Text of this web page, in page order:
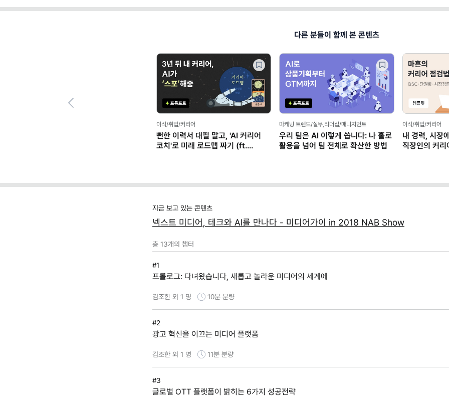
다른 분들이 함께 본 콘텐츠
이직/취업/커리어
내 경력, 시장에서 통할까? 마흔
직장인의 커리어 불안 탈출 가이드
지금 보고 있는 콘텐츠
넥스트 미디어, 테크와 AI를 만나다 - 미디어가이 in 2018 NAB Show
총 13개의 챕터
#1
프롤로그: 다녀왔습니다, 새롭고 놀라운 미디어의 세계에
김조한 외 1 명 10분 분량
#2
광고 혁신을 이끄는 미디어 플랫폼
김조한 외 1 명 11분 분량
#3
글로벌 OTT 플랫폼이 밝히는 6가지 성공전략